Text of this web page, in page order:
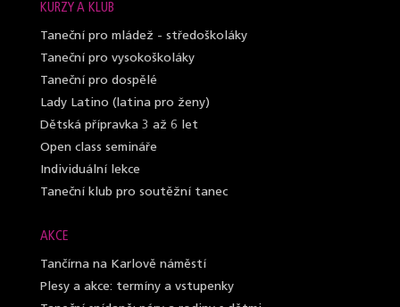
KURZY A KLUB
Taneční pro mládež - středoškoláky
Taneční pro vysokoškoláky
Taneční pro dospělé
Lady Latino (latina pro ženy)
Dětská přípravka 3 až 6 let
Open class semináře
Individuální lekce
Taneční klub pro soutěžní tanec
AKCE
Tančírna na Karlově náměstí
Plesy a akce: termíny a vstupenky